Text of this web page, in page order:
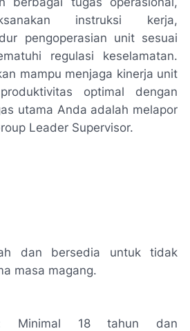
instruksi kerja,
pengoperasian unit sesuai
regulasi keselamatan.
mampu menjaga kinerja unit
optimal dengan
utama Anda adalah melapor
Leader Supervisor.
dan bersedia untuk tidak
masa magang.
Minimal 18 tahun dan